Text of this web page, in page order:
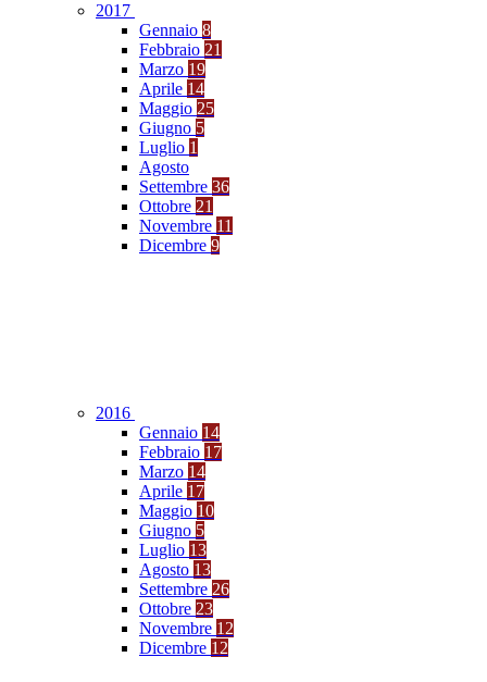
2017
Gennaio 8
Febbraio 21
Marzo 19
Aprile 14
Maggio 25
Giugno 5
Luglio 1
Agosto
Settembre 36
Ottobre 21
Novembre 11
Dicembre 9
2016
Gennaio 14
Febbraio 17
Marzo 14
Aprile 17
Maggio 10
Giugno 5
Luglio 13
Agosto 13
Settembre 26
Ottobre 23
Novembre 12
Dicembre 12